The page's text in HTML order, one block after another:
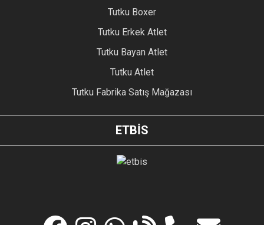
Tutku Boxer
Tutku Erkek Atlet
Tutku Bayan Atlet
Tutku Atlet
Tutku Fabrika Satış Mağazası
ETBİS